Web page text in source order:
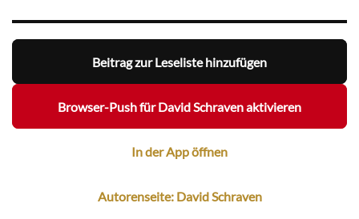
Beitrag zur Leseliste hinzufügen
Browser-Push für David Schraven aktivieren
In der App öffnen
Autorenseite: David Schraven